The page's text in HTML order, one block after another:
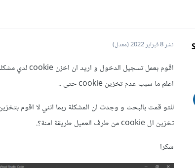
نشر8 فبراير 2022 (معدل)
اعلم ما سبب عدم تخزين cookie حتى ..
تخزين ال cookie من طرف العميل طريقة امنة؟.
شكرا